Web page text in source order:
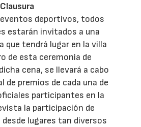
eventos deportivos, todos
estarán invitados a una
que tendrá lugar en la villa
de esta ceremonia de
cena, se llevará a cabo
de premios de cada una de
participantes en la
la participación de
lugares tan diversos